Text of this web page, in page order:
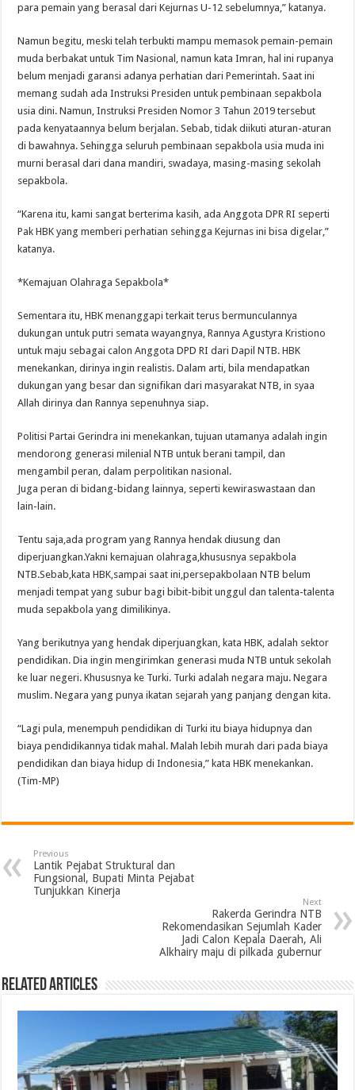
para pemain yang berasal dari Kejurnas U-12 sebelumnya,” katanya.
Namun begitu, meski telah terbukti mampu memasok pemain-pemain
muda berbakat untuk Tim Nasional, namun kata Imran, hal ini rupanya
belum menjadi garansi adanya perhatian dari Pemerintah. Saat ini
memang sudah ada Instruksi Presiden untuk pembinaan sepakbola
usia dini. Namun, Instruksi Presiden Nomor 3 Tahun 2019 tersebut
pada kenyataannya belum berjalan. Sebab, tidak diikuti aturan-aturan
di bawahnya. Sehingga seluruh pembinaan sepakbola usia muda ini
murni berasal dari dana mandiri, swadaya, masing-masing sekolah
sepakbola.
“Karena itu, kami sangat berterima kasih, ada Anggota DPR RI seperti
Pak HBK yang memberi perhatian sehingga Kejurnas ini bisa digelar,”
katanya.
*Kemajuan Olahraga Sepakbola*
Sementara itu, HBK menanggapi terkait terus bermunculannya
dukungan untuk putri semata wayangnya, Rannya Agustyra Kristiono
untuk maju sebagai calon Anggota DPD RI dari Dapil NTB. HBK
menekankan, dirinya ingin realistis. Dalam arti, bila mendapatkan
dukungan yang besar dan signifikan dari masyarakat NTB, in syaa
Allah dirinya dan Rannya sepenuhnya siap.
Politisi Partai Gerindra ini menekankan, tujuan utamanya adalah ingin
mendorong generasi milenial NTB untuk berani tampil, dan
mengambil peran, dalam perpolitikan nasional.
Juga peran di bidang-bidang lainnya, seperti kewiraswastaan dan
lain-lain.
Tentu saja,ada program yang Rannya hendak diusung dan
diperjuangkan.Yakni kemajuan olahraga,khususnya sepakbola
NTB.Sebab,kata HBK,sampai saat ini,persepakbolaan NTB belum
menjadi tempat yang subur bagi bibit-bibit unggul dan talenta-talenta
muda sepakbola yang dimilikinya.
Yang berikutnya yang hendak diperjuangkan, kata HBK, adalah sektor
pendidikan. Dia ingin mengirimkan generasi muda NTB untuk sekolah
ke luar negeri. Khususnya ke Turki. Turki adalah negara maju. Negara
muslim. Negara yang punya ikatan sejarah yang panjang dengan kita.
“Lagi pula, menempuh pendidikan di Turki itu biaya hidupnya dan
biaya pendidikannya tidak mahal. Malah lebih murah dari pada biaya
pendidikan dan biaya hidup di Indonesia,” kata HBK menekankan.
(Tim-MP)
Previous
Lantik Pejabat Struktural dan
Fungsional, Bupati Minta Pejabat
Tunjukkan Kinerja
Next
Rakerda Gerindra NTB
Rekomendasikan Sejumlah Kader
Jadi Calon Kepala Daerah, Ali
Alkhairy maju di pilkada gubernur
Related Articles